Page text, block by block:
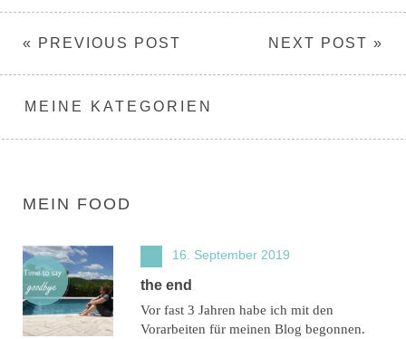
NEXT POST »
« PREVIOUS POST
MEINE KATEGORIEN
MEIN FOOD
16. September 2019
the end
Vor fast 3 Jahren habe ich mit den
Vorarbeiten für meinen Blog begonnen.